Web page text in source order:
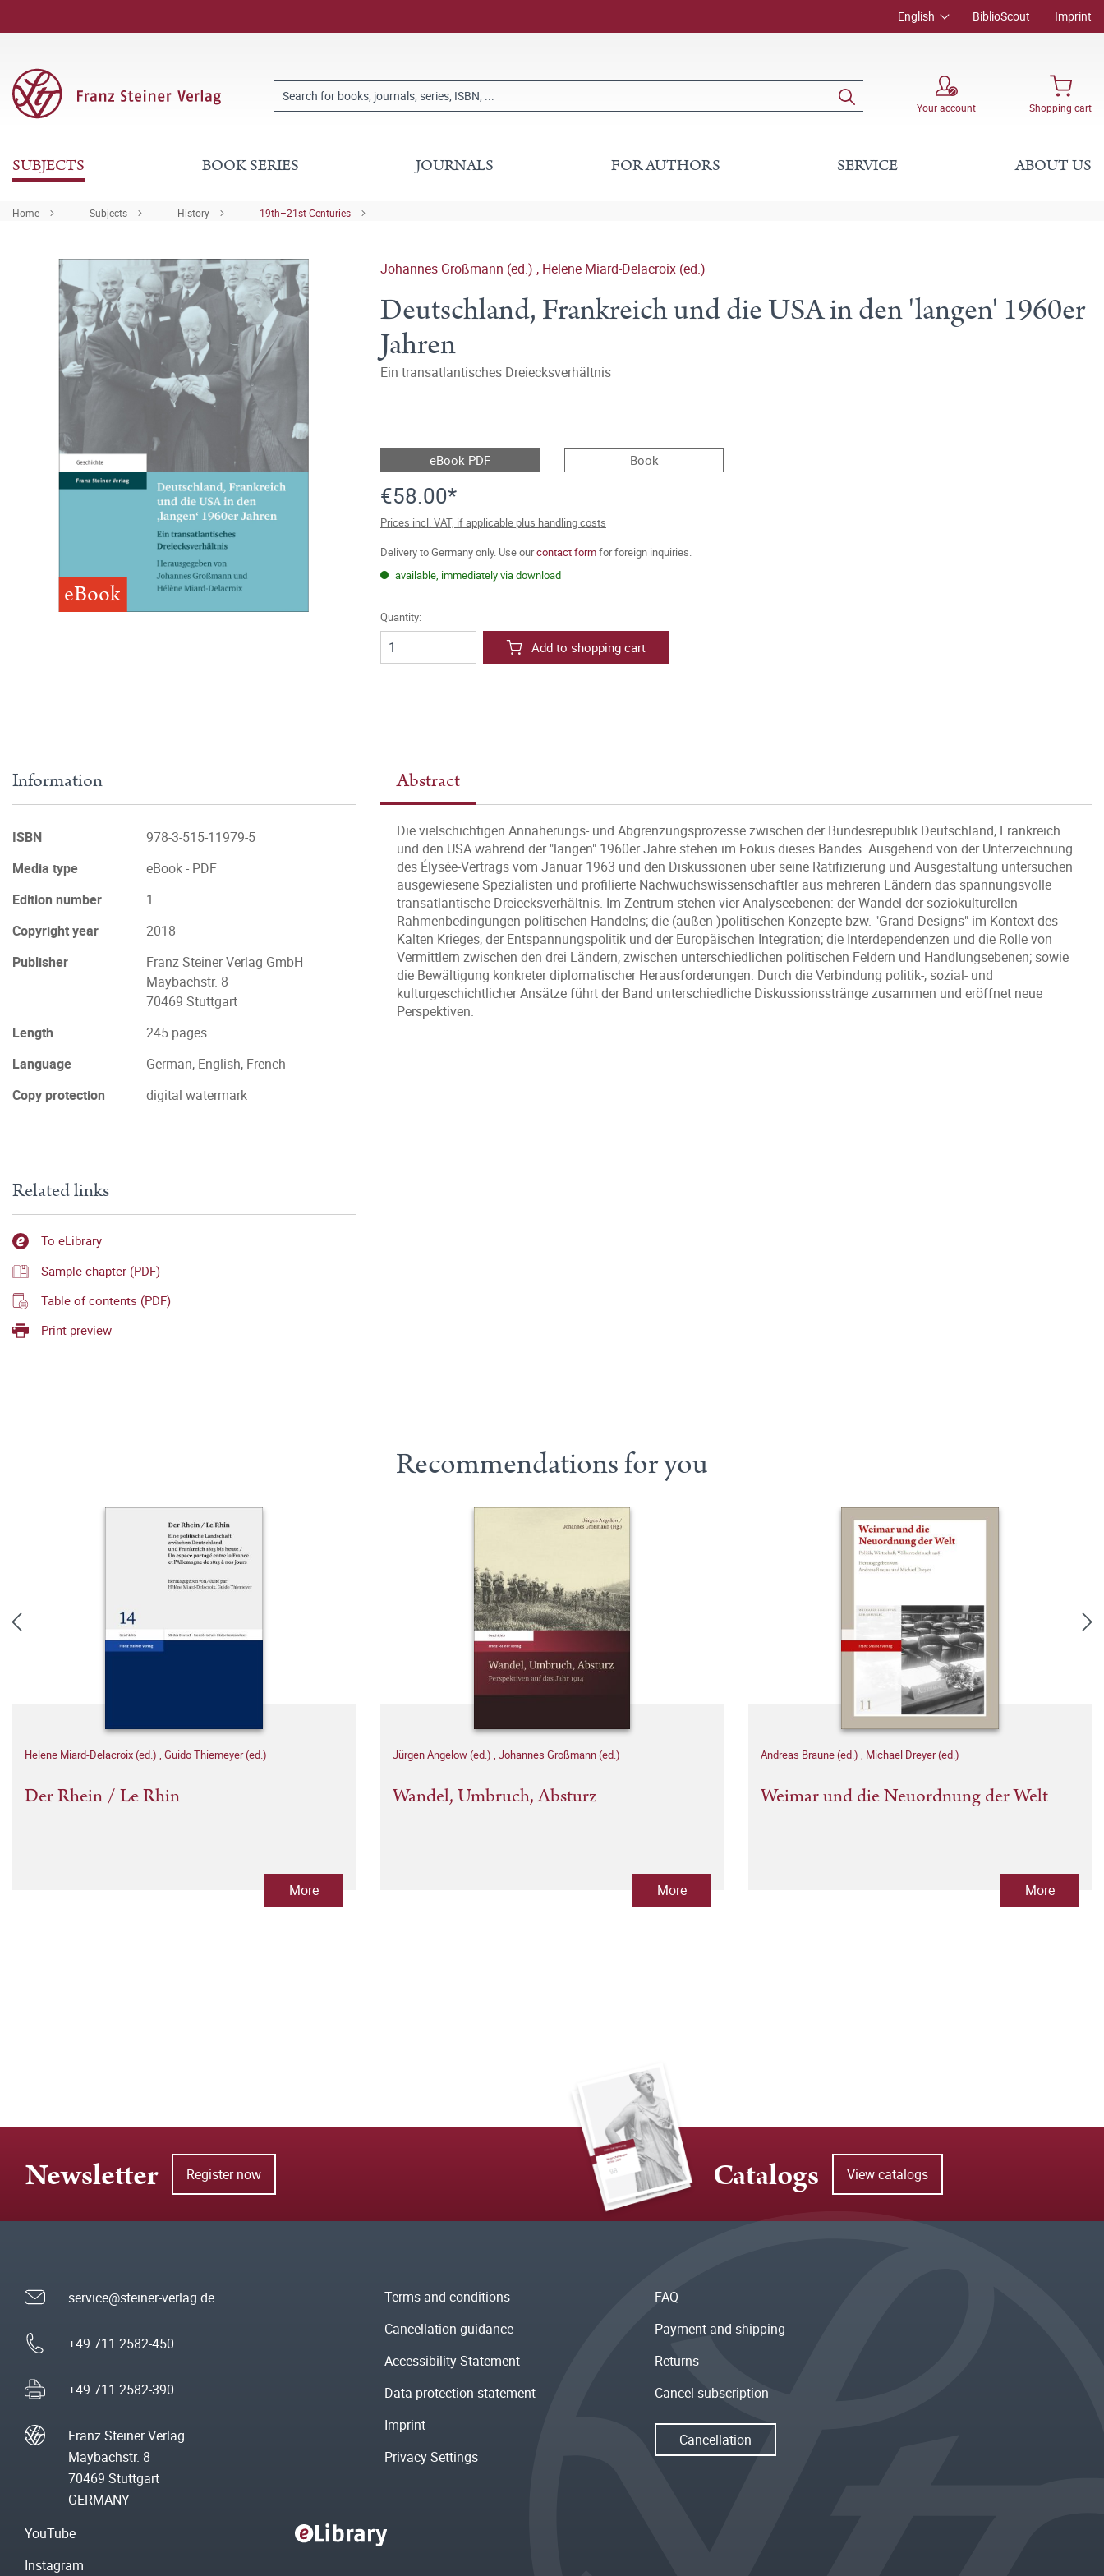
English BiblioScout Imprint
Your account Shopping cart
SUBJECTS BOOK SERIES JOURNALS FOR AUTHORS SERVICE ABOUT US
Home Subjects History 19th–21st Centuries
eBook
Johannes Großmann (ed.) , Helene Miard-Delacroix (ed.)
Deutschland, Frankreich und die USA in den 'langen' 1960er
Jahren
Ein transatlantisches Dreiecksverhältnis
eBook PDF Book
€58.00*
Prices incl. VAT, if applicable plus handling costs
Delivery to Germany only. Use ourcontact formfor foreign inquiries.
available, immediately via download
Quantity:
Add to shopping cart
Abstract
Die vielschichtigen Annäherungs- und Abgrenzungsprozesse zwischen der Bundesrepublik Deutschland, Frankreich
und den USA während der "langen" 1960er Jahre stehen im Fokus dieses Bandes. Ausgehend von der Unterzeichnung
des Élysée-Vertrags vom Januar 1963 und den Diskussionen über seine Ratifizierung und Ausgestaltung untersuchen
ausgewiesene Spezialisten und profilierte Nachwuchswissenschaftler aus mehreren Ländern das spannungsvolle
transatlantische Dreiecksverhältnis. Im Zentrum stehen vier Analyseebenen: der Wandel der soziokulturellen
Rahmenbedingungen politischen Handelns; die (außen-)politischen Konzepte bzw. "Grand Designs" im Kontext des
Kalten Krieges, der Entspannungspolitik und der Europäischen Integration; die Interdependenzen und die Rolle von
Vermittlern zwischen den drei Ländern, zwischen unterschiedlichen politischen Feldern und Handlungsebenen; sowie
die Bewältigung konkreter diplomatischer Herausforderungen. Durch die Verbindung politik-, sozial- und
kulturgeschichtlicher Ansätze führt der Band unterschiedliche Diskussionsstränge zusammen und eröffnet neue
Perspektiven.
Information
ISBN
978-3-515-11979-5
Media type
eBook - PDF
Edition number
1.
Copyright year
2018
Publisher
Franz Steiner Verlag GmbH
Maybachstr. 8
70469 Stuttgart
Length
245 pages
Language
German, English, French
Copy protection
digital watermark
Related links
To eLibrary
Sample chapter (PDF)
Table of contents (PDF)
Print preview
Recommendations for you
Helene Miard-Delacroix (ed.) , Guido Thiemeyer (ed.)
Der Rhein / Le Rhin
More
Jürgen Angelow (ed.) , Johannes Großmann (ed.)
Wandel, Umbruch, Absturz
More
Andreas Braune (ed.) , Michael Dreyer (ed.)
Weimar und die Neuordnung der Welt
More
Newsletter Register now Catalogs View catalogs
service@steiner-verlag.de
+49 711 2582-450
+49 711 2582-390
Franz Steiner Verlag
Maybachstr. 8
70469 Stuttgart
GERMANY
Terms and conditions
Cancellation guidance
Accessibility Statement
Data protection statement
Imprint
Privacy Settings
FAQ
Payment and shipping
Returns
Cancel subscription
Cancellation
YouTube
Instagram